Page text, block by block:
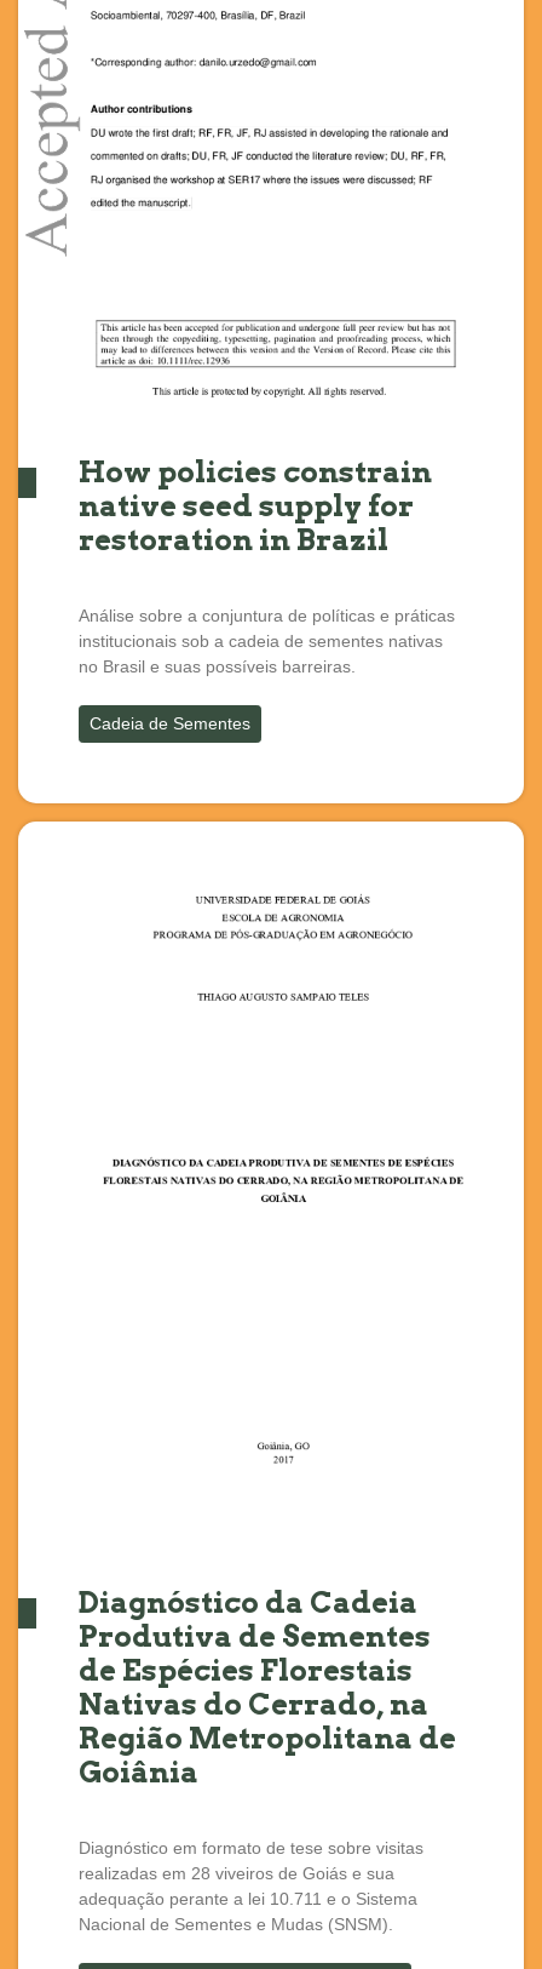
How policies constrain
native seed supply for
restoration in Brazil
Análise sobre a conjuntura de políticas e práticas
institucionais sob a cadeia de sementes nativas
no Brasil e suas possíveis barreiras.
Cadeia de Sementes
Diagnóstico da Cadeia
Produtiva de Sementes
de Espécies Florestais
Nativas do Cerrado, na
Região Metropolitana de
Goiânia
Diagnóstico em formato de tese sobre visitas
realizadas em 28 viveiros de Goiás e sua
adequação perante a lei 10.711 e o Sistema
Nacional de Sementes e Mudas (SNSM).